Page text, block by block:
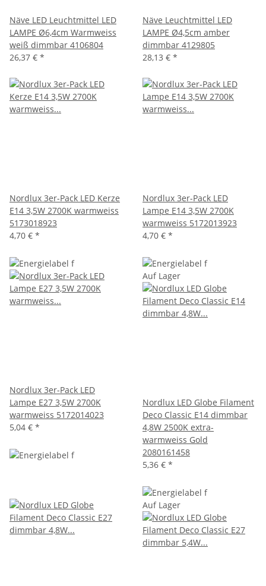
Näve LED Leuchtmittel LED
LAMPE Ø6,4cm Warmweiss
weiß dimmbar 4106804
26,37 € *
Näve Leuchtmittel LED
LAMPE Ø4,5cm amber
dimmbar 4129805
28,13 € *
Nordlux 3er-Pack LED Kerze
E14 3,5W 2700K warmweiss
5173018923
4,70 € *
Nordlux 3er-Pack LED
Lampe E14 3,5W 2700K
warmweiss 5172013923
4,70 € *
Nordlux 3er-Pack LED
Lampe E27 3,5W 2700K
warmweiss 5172014023
5,04 € *
Auf Lager
Nordlux LED Globe Filament
Deco Classic E14 dimmbar
4,8W 2500K extra-
warmweiss Gold
2080161458
5,36 € *
Auf Lager